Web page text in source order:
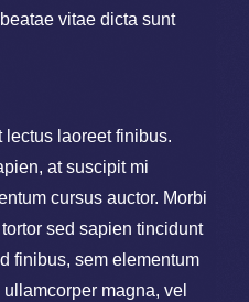
vitae dicta sunt
laoreet finibus.
at suscipit mi
cursus auctor. Morbi
sed sapien tincidunt
finibus, sem elementum
magna, vel